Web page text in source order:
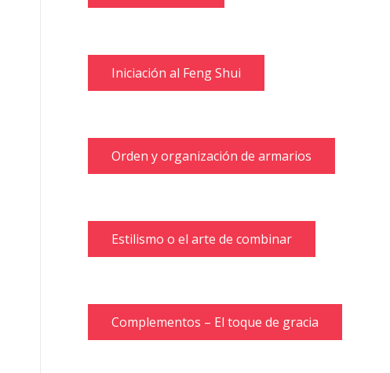
Iniciación al Feng Shui
Orden y organización de armarios
Estilismo o el arte de combinar
Complementos – El toque de gracia